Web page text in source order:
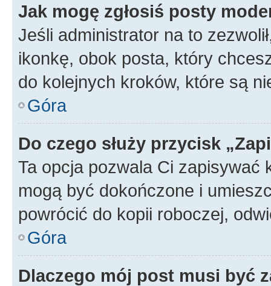
Jak mogę zgłosiś posty
Jeśli administrator na to
ikonkę, obok posta, który
do kolejnych kroków, które są
Góra
Do czego służy przycisk
Ta opcja pozwala Ci zapisywać
mogą być dokończone i
powrócić do kopii roboczej,
Góra
Dlaczego mój post musi być